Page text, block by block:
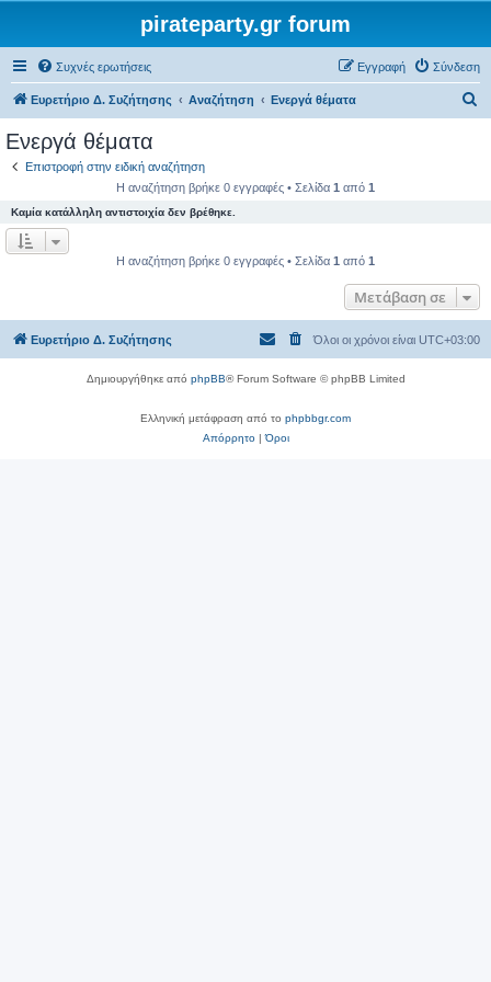
pirateparty.gr forum
Συχνές ερωτήσεις Σύνδεση
Εγγραφή
Ευρετήριο Δ. Συζήτησης Αναζήτηση Ενεργά θέματα
η
Ενεργά θέματα
Επιστροφή στην ειδική αναζήτηση
Η αναζήτηση βρήκε 0 εγγραφές • Σελίδα 1 από 1
Καμία κατάλληλη αντιστοιχία δεν βρέθηκε.
Η αναζήτηση βρήκε 0 εγγραφές • Σελίδα 1 από 1
Μετάβαση σε
Ευρετήριο Δ. Συζήτησης Όλοι οι χρόνοι είναι UTC+03:00
Δημιουργήθηκε από phpBB® Forum Software © phpBB Limited
Ελληνική μετάφραση από το phpbbgr.com
Απόρρητο|Όροι